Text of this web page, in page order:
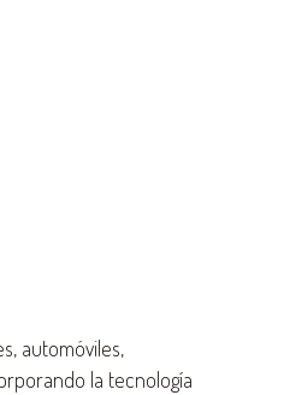
automóviles,
la tecnología